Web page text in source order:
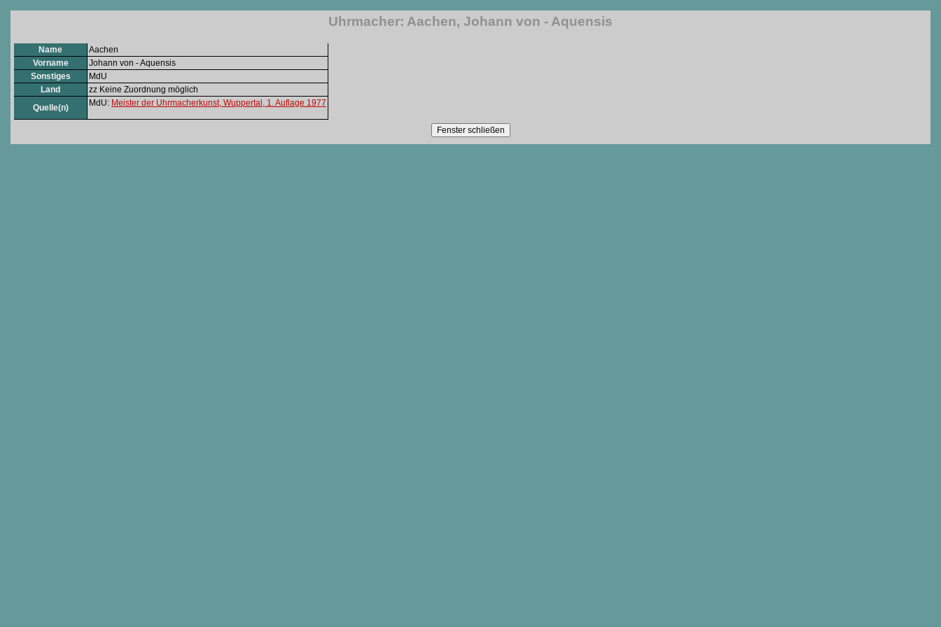
Uhrmacher: Aachen, Johann von - Aquensis
Name
Aachen
Vorname
Johann von - Aquensis
Sonstiges
MdU
Land
zz Keine Zuordnung möglich
Quelle(n)
MdU: Meister der Uhrmacherkunst, Wuppertal, 1. Auflage 1977